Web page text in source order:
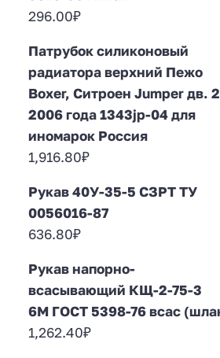
296.00₽
Патрубок силиконовый
радиатора верхний Пежо
Boxer, Ситроен Jumper дв.
2006 года 1343jp-04 для
иномарок Россия
1,916.80₽
Рукав 40У-35-5 СЗРТ ТУ
0056016-87
636.80₽
Рукав напорно-
всасывающий КЩ-2-75-3
6М ГОСТ 5398-76 всас
1,262.40₽